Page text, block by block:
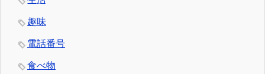
趣味
電話番号
食べ物